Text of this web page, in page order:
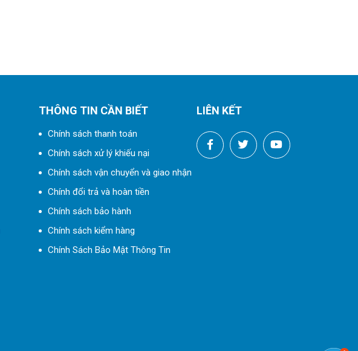
THÔNG TIN CẦN BIẾT
Chính sách thanh toán
Chính sách xử lý khiếu nại
Chính sách vận chuyển và giao nhận
Chính đổi trả và hoàn tiền
Chính sách bảo hành
Chính sách kiểm hàng
Chính Sách Bảo Mật Thông Tin
LIÊN KẾT